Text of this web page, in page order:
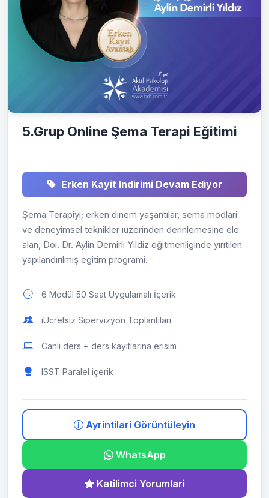
5.Grup Online Şema Terapi Eğitimi
Erken Kayit Indirimi Devam Ediyor
Şema Terapiyi; erken dınem yaşantılar, sema modlari
ve deneyimsel teknikler ıüzerinden derinlemesine ele
alan, Doı. Dr. Aylin Demirli Yildiz eğitmenliginde yırıtılen
yapılandırılmış egitim programi.
6 Modül 50 Saat Uygulamalı İçerik
ıÜcretsiz Sıpervizyön Toplantilari
Canli ders + ders kayitlarina erisim
ISST Paralel içerik
Ayrintilari Görüntüleyin
WhatsApp
Katilimci Yorumlari